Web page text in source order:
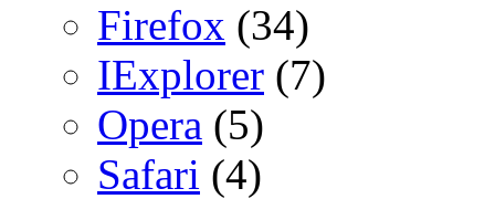
Firefox (34)
IExplorer (7)
Opera (5)
Safari (4)